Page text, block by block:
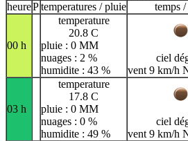
heurePtemperatures / pluie temps
00 h
temperature
20.8 C
pluie : 0 MM
nuages : 2 %
humidite : 43 %
ciel
vent 9 km/h
03 h
temperature
17.8 C
pluie : 0 MM
nuages : 0 %
humidite : 49 %
ciel
vent 9 km/h